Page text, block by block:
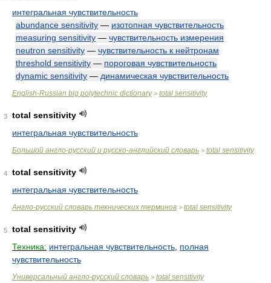
интегральная чувствительность
abundance sensitivity — изотопная чувствительность
measuring sensitivity — чувствительность измерения
neutron sensitivity — чувствительность к нейтронам
threshold sensitivity — пороговая чувствительность
dynamic sensitivity — динамическая чувствительность
English-Russian big polytechnic dictionary> total sensitivity
3
total sensitivity
интегральная чувствительность
Большой англо-русский и русско-английский словарь > total sensitivity
4
total sensitivity
интегральная чувствительность
Англо-русский словарь технических терминов > total sensitivity
5
total sensitivity
Техника: интегральная чувствительность полная
чувствительность
Универсальный англо-русский словарь > total sensitivity